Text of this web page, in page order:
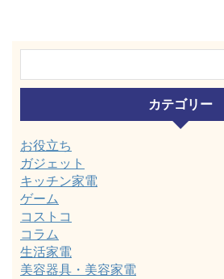
カテゴリー
お役立ち
ガジェット
キッチン家電
ゲーム
コストコ
コラム
生活家電
美容器具・美容家電